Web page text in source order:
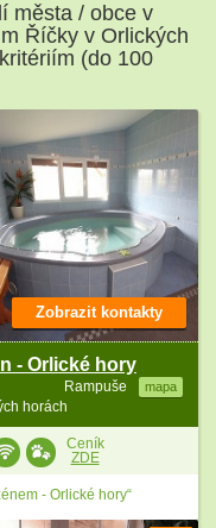
města / obce v
Říčky v Orlických
(do 100
- Orlické hory
Rampuše mapa
horách
Zobrazit kontakty
Ceník
ZDE
- Orlické hory“